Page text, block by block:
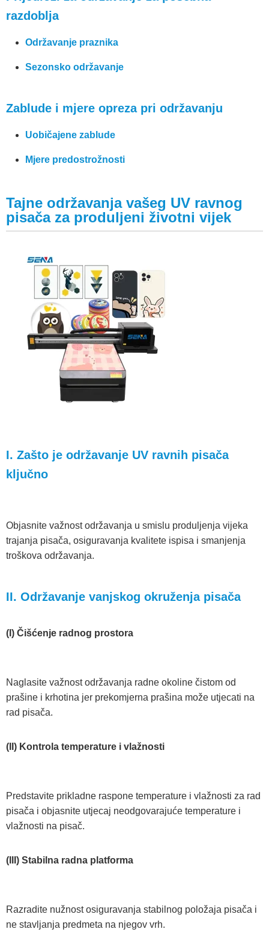
razdoblja
Održavanje praznika
Sezonsko održavanje
Zablude i mjere opreza pri održavanju
Uobičajene zablude
Mjere predostrožnosti
Tajne održavanja vašeg UV ravnog
pisača za produljeni životni vijek
I. Zašto je održavanje UV ravnih pisača
ključno
Objasnite važnost održavanja u smislu produljenja vijeka
trajanja pisača, osiguravanja kvalitete ispisa i smanjenja
troškova održavanja.
II. Održavanje vanjskog okruženja pisača
(I) Čišćenje radnog prostora
Naglasite važnost održavanja radne okoline čistom od
prašine i krhotina jer prekomjerna prašina može utjecati na
rad pisača.
(II) Kontrola temperature i vlažnosti
Predstavite prikladne raspone temperature i vlažnosti za rad
pisača i objasnite utjecaj neodgovarajuće temperature i
vlažnosti na pisač.
(III) Stabilna radna platforma
Razradite nužnost osiguravanja stabilnog položaja pisača i
ne stavljanja predmeta na njegov vrh.